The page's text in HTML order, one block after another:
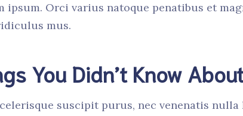
ipsum. Orci varius natoque penatibus et
mus.
You Didn’t Know
suscipit purus, nec venenatis